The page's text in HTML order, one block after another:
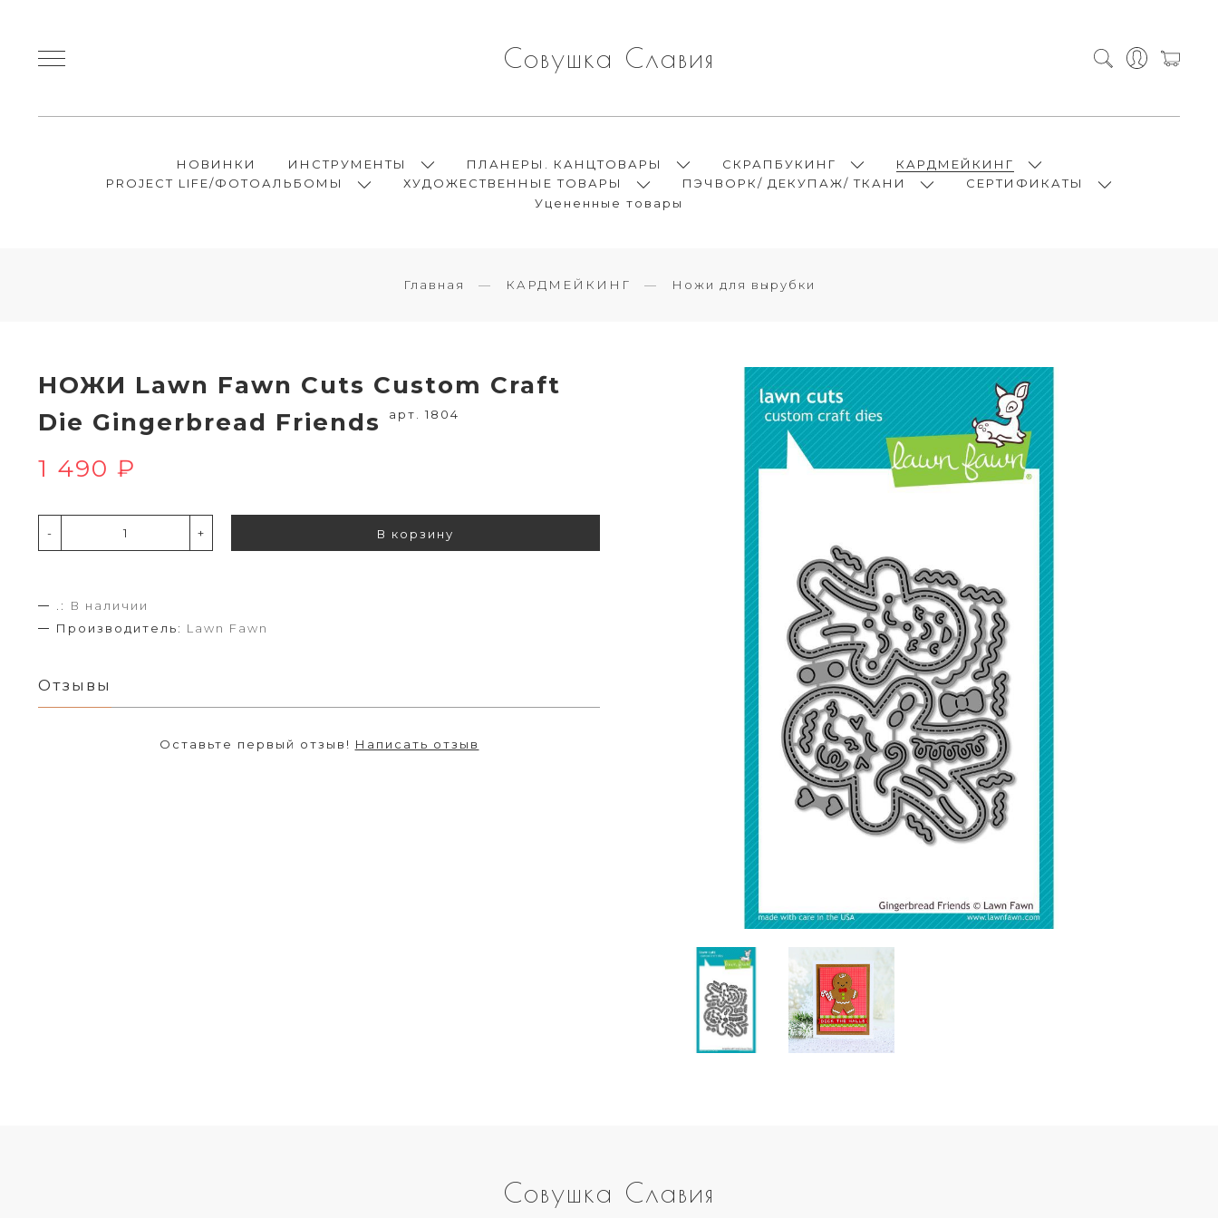
Совушка Славия
НОВИНКИ ИНСТРУМЕНТЫ ПЛАНЕРЫ. КАНЦТОВАРЫ СКРАПБУКИНГ
КАРДМЕЙКИНГ
PROJECT LIFE/ФОТОАЛЬБОМЫ
ХУДОЖЕСТВЕННЫЕ ТОВАРЫ ПЭЧВОРК/ ДЕКУПАЖ/ ТКАНИ
СЕРТИФИКАТЫ
Уцененные товары
Главная КАРДМЕЙКИНГ Ножи для вырубки
НОЖИ Lawn Fawn Cuts Custom Craft
Die Gingerbread Friends
арт. 1804
1 490 ₽
- + В корзину
.:
В наличии
Производитель: Lawn Fawn
Отзывы
Оставьте первый отзыв! Написать отзыв
Совушка Славия